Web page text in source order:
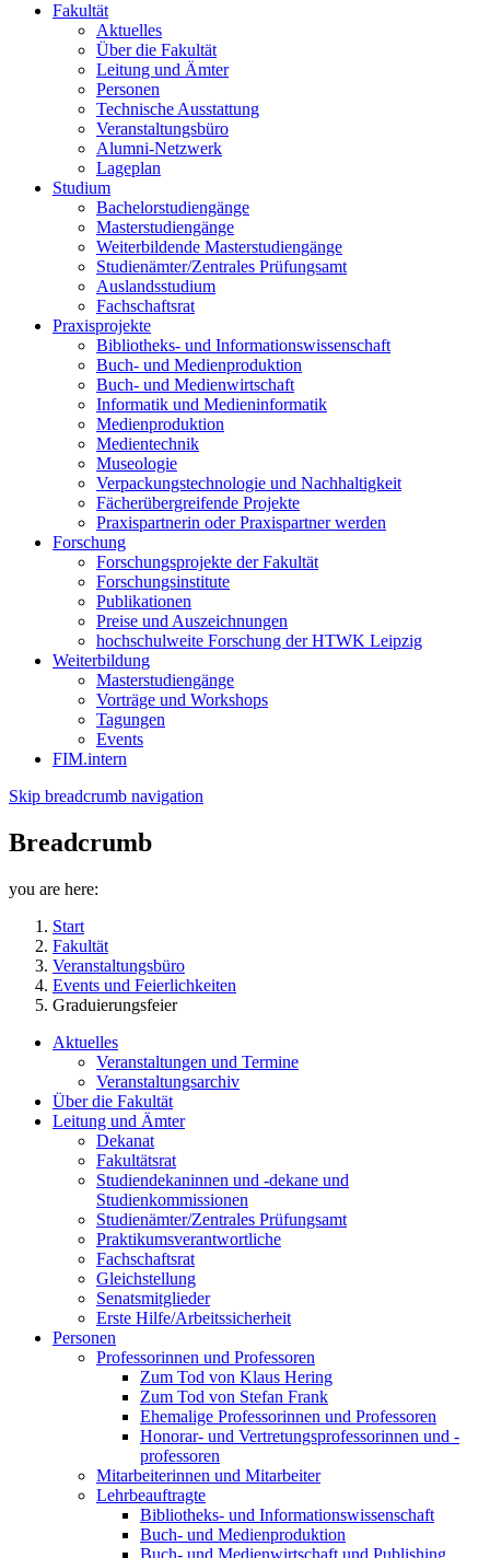
Fakultät
Aktuelles
Über die Fakultät
Leitung und Ämter
Personen
Technische Ausstattung
Veranstaltungsbüro
Alumni-Netzwerk
Lageplan
Studium
Bachelorstudiengänge
Masterstudiengänge
Weiterbildende Masterstudiengänge
Studienämter/Zentrales Prüfungsamt
Auslandsstudium
Fachschaftsrat
Praxisprojekte
Bibliotheks- und Informationswissenschaft
Buch- und Medienproduktion
Buch- und Medienwirtschaft
Informatik und Medieninformatik
Medienproduktion
Medientechnik
Museologie
Verpackungstechnologie und Nachhaltigkeit
Fächerübergreifende Projekte
Praxispartnerin oder Praxispartner werden
Forschung
Forschungsprojekte der Fakultät
Forschungsinstitute
Publikationen
Preise und Auszeichnungen
hochschulweite Forschung der HTWK Leipzig
Weiterbildung
Masterstudiengänge
Vorträge und Workshops
Tagungen
Events
FIM.intern
Skip breadcrumb navigation
Breadcrumb
you are here:
Start
Fakultät
Veranstaltungsbüro
Events und Feierlichkeiten
Graduierungsfeier
Aktuelles
Veranstaltungen und Termine
Veranstaltungsarchiv
Über die Fakultät
Leitung und Ämter
Dekanat
Fakultätsrat
Studiendekaninnen und -dekane und
Studienkommissionen
Studienämter/Zentrales Prüfungsamt
Praktikumsverantwortliche
Fachschaftsrat
Gleichstellung
Senatsmitglieder
Erste Hilfe/Arbeitssicherheit
Personen
Professorinnen und Professoren
Zum Tod von Klaus Hering
Zum Tod von Stefan Frank
Ehemalige Professorinnen und Professoren
Honorar- und Vertretungsprofessorinnen und -
professoren
Mitarbeiterinnen und Mitarbeiter
Lehrbeauftragte
Bibliotheks- und Informationswissenschaft
Buch- und Medienproduktion